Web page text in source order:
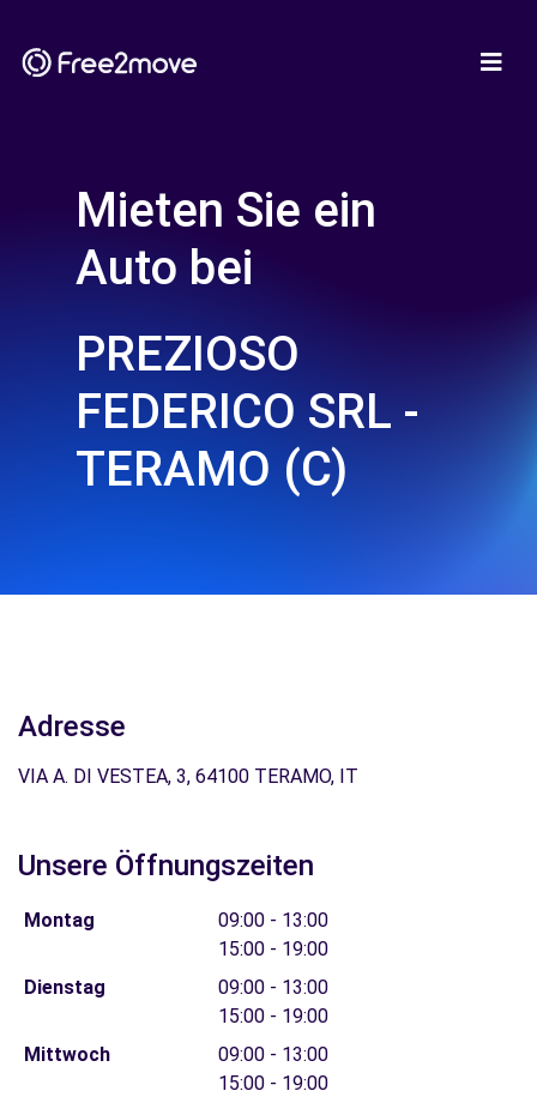
Mieten Sie ein
Auto bei
PREZIOSO
FEDERICO SRL -
TERAMO (C)
Adresse
VIA A. DI VESTEA, 3, 64100 TERAMO, IT
Unsere Öffnungszeiten
Montag
09:00 - 13:00
15:00 - 19:00
Dienstag
09:00 - 13:00
15:00 - 19:00
Mittwoch
09:00 - 13:00
15:00 - 19:00